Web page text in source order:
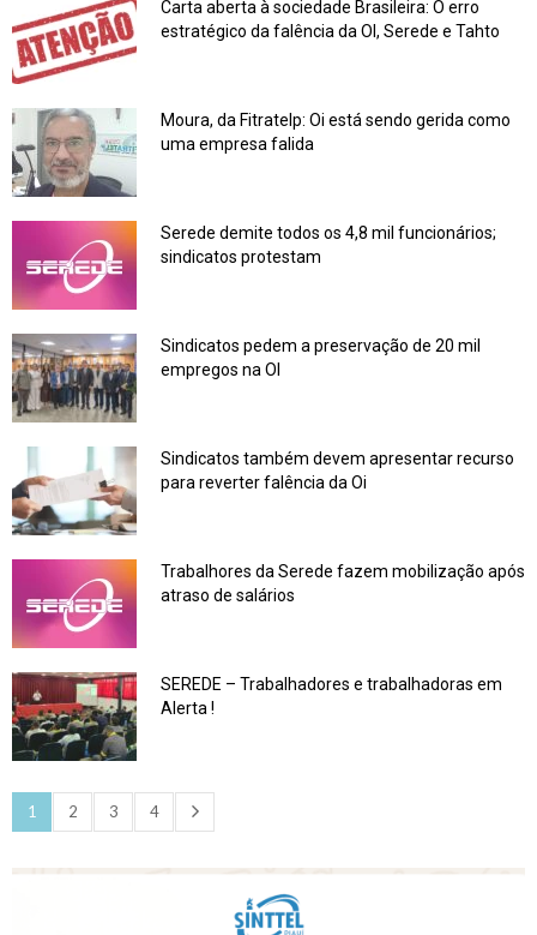
Carta aberta à sociedade Brasileira: O erro
estratégico da falência da OI, Serede e Tahto
Moura, da Fitratelp: Oi está sendo gerida como
uma empresa falida
Serede demite todos os 4,8 mil funcionários;
sindicatos protestam
Sindicatos pedem a preservação de 20 mil
empregos na OI
Sindicatos também devem apresentar recurso
para reverter falência da Oi
Trabalhores da Serede fazem mobilização após
atraso de salários
SEREDE – Trabalhadores e trabalhadoras em
Alerta !
1 2 3 4